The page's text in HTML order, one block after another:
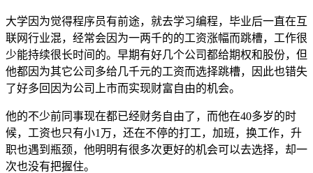
大学因为觉得程序员有前途，就去学习编程，毕业后一直在互
联网行业混，经常会因为一两千的的工资涨幅而跳槽，工作很
少能持续很长时间的。早期有好几个公司都给期权和股份，但
他都因为其它公司多给几千元的工资而选择跳槽，因此也错失
了好多回因为公司上市而实现财富自由的机会。
他的不少前同事现在都已经财务自由了，而他在40多岁的时
候，工资也只有小1万，还在不停的打工，加班，换工作，升
职也遇到瓶颈，他明明有很多次更好的机会可以去选择，却一
次也没有把握住。